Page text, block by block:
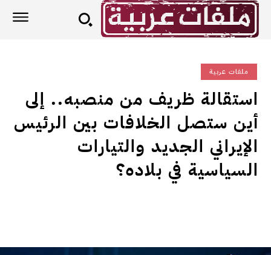
ملفات عربية
استقالة ظريف من منصبه.. إلى
أين ستصل الخلافات بين الرئيس
الإيراني الجديد والتيارات
السياسية في بلاده؟